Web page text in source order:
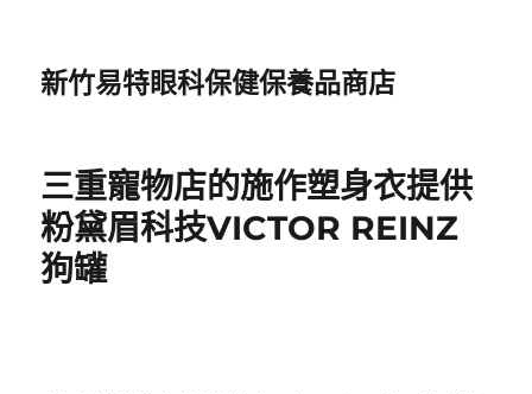
新竹易特眼科保健保養品商店
三重寵物店的施作塑身衣提供
粉黛眉科技VICTOR REINZ
狗罐